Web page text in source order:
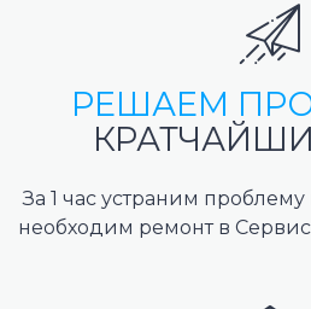
РЕШАЕМ
За 1 час устраним проблему
необходим ремонт в